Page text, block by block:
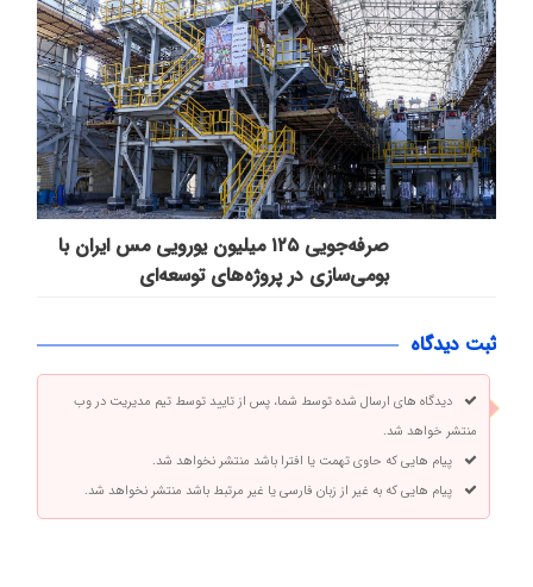
صرفه‌جویی ۱۲۵ میلیون یورویی مس ایران با
بومی‌سازی در پروژه‌های توسعه‌ای
ثبت دیدگاه
دیدگاه های ارسال شده توسط شما، پس از تایید توسط تیم مدیریت در وب
منتشر خواهد شد.
پیام هایی که حاوی تهمت یا افترا باشد منتشر نخواهد شد.
پیام هایی که به غیر از زبان فارسی یا غیر مرتبط باشد منتشر نخواهد شد.